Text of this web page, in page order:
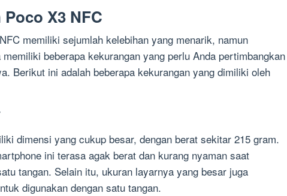
X3 NFC
memiliki sejumlah kelebihan yang menarik, namun
beberapa kekurangan yang perlu Anda pertimbangkan
Berikut ini adalah beberapa kekurangan yang dimiliki oleh
dimensi yang cukup besar, dengan berat sekitar 215 gram.
ini terasa agak berat dan kurang nyaman saat
tangan. Selain itu, ukuran layarnya yang besar juga
digunakan dengan satu tangan.